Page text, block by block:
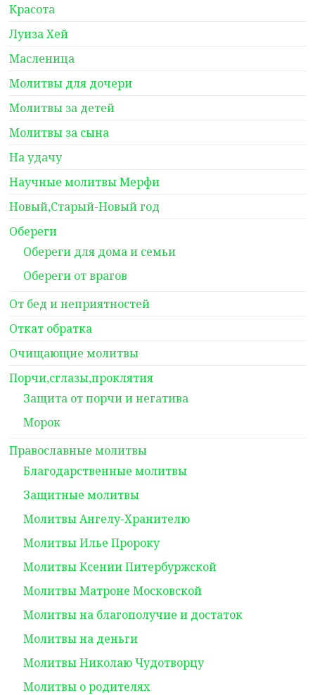
Красота
Луиза Хей
Масленица
Молитвы для дочери
Молитвы за детей
Молитвы за сына
На удачу
Научные молитвы Мерфи
Новый,Старый-Новый год
Обереги
Обереги для дома и семьи
Обереги от врагов
От бед и неприятностей
Откат обратка
Очищающие молитвы
Порчи,сглазы,проклятия
Защита от порчи и негатива
Морок
Православные молитвы
Благодарственные молитвы
Защитные молитвы
Молитвы Ангелу-Хранителю
Молитвы Илье Пророку
Молитвы Ксении Питербуржской
Молитвы Матроне Московской
Молитвы на благополучие и достаток
Молитвы на деньги
Молитвы Николаю Чудотворцу
Молитвы о родителях